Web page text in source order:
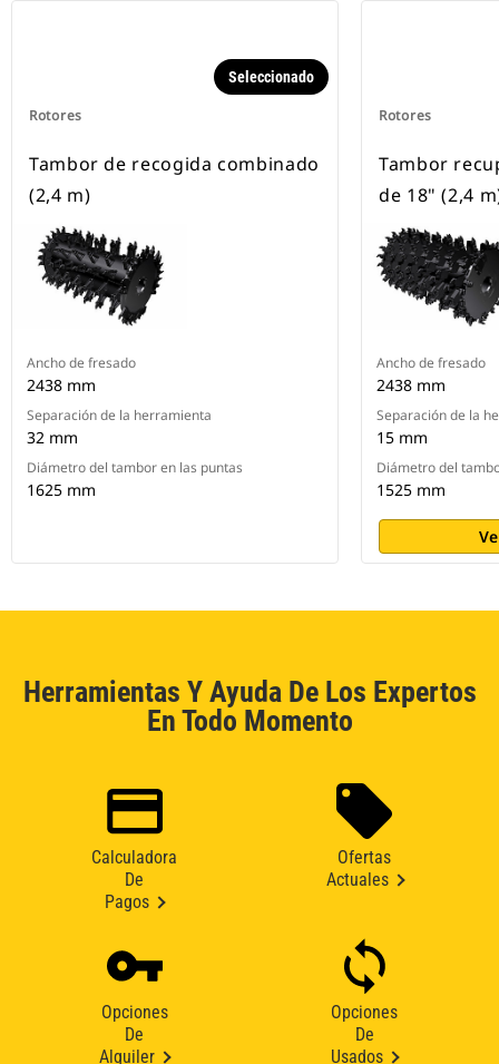
Rotores
Seleccionado
Tambor de recogida combinado
(2,4 m)
Ancho de fresado
2438 mm
Separación de la herramienta
32 mm
Diámetro del tambor en las puntas
1625 mm
Rotores
Tambor
de 18" (2,4
Ancho de fresado
2438 mm
Separación de la
15 mm
Diámetro del
1525 mm
Herramientas Y Ayuda De Los Expertos
En Todo Momento
Calculadora
De
Pagos
Ofertas
Actuales
Opciones
De
Alquiler
Opciones
De
Usados